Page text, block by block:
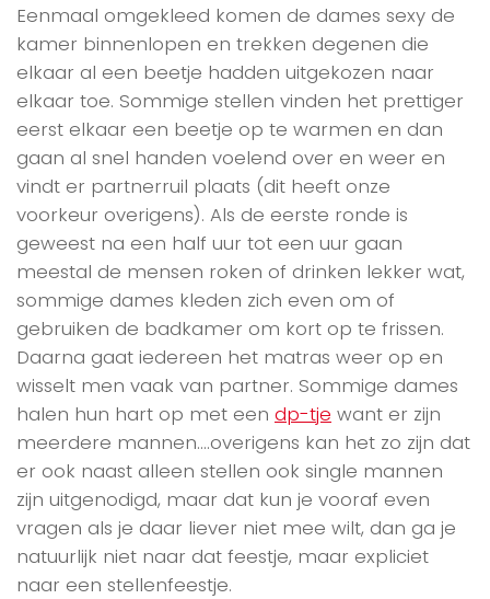
Eenmaal omgekleed komen de dames sexy de
kamer binnenlopen en trekken degenen die
elkaar al een beetje hadden uitgekozen naar
elkaar toe. Sommige stellen vinden het prettiger
eerst elkaar een beetje op te warmen en dan
gaan al snel handen voelend over en weer en
vindt er partnerruil plaats (dit heeft onze
voorkeur overigens). Als de eerste ronde is
geweest na een half uur tot een uur gaan
meestal de mensen roken of drinken lekker wat,
sommige dames kleden zich even om of
gebruiken de badkamer om kort op te frissen.
Daarna gaat iedereen het matras weer op en
wisselt men vaak van partner. Sommige dames
halen hun hart op met een dp-tje want er zijn
meerdere mannen….overigens kan het zo zijn dat
er ook naast alleen stellen ook single mannen
zijn uitgenodigd, maar dat kun je vooraf even
vragen als je daar liever niet mee wilt, dan ga je
natuurlijk niet naar dat feestje, maar expliciet
naar een stellenfeestje.